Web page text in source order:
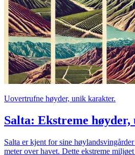
Uovertrufne høyder, unik karakter.
Salta: Ekstreme
Salta er kjent for sine
meter over havet. Dette ekstreme